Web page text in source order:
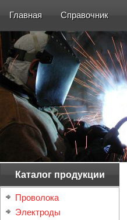
Главная Справочник
Каталог продукции
Проволока
Электроды